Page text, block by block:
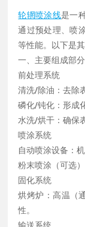
轮辋喷涂线是一
通过预处理、喷
等性能。以下是
一、主要组成部分
前处理系统
清洗/除油：去除
磷化/钝化：形成
水洗/烘干：确保
喷涂系统
自动喷涂设备：
粉末喷涂（可选
固化系统
烘烤炉：高温（
性。